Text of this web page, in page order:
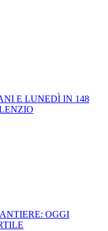
E LUNEDÌ IN 148
OGGI